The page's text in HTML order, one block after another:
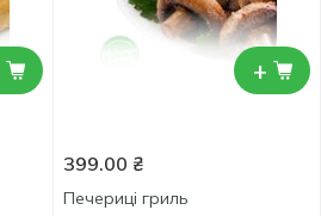
+
399.00 ₴
Печериці гриль